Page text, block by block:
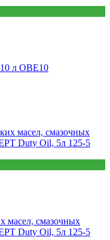
л OBE10
масел, смазочных
Duty Oil, 5л 125-5